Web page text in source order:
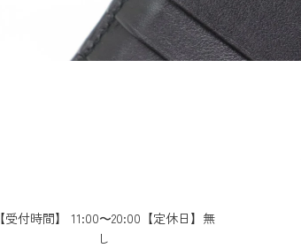
【受付時間】 11:00〜20:00【定休日】無
し